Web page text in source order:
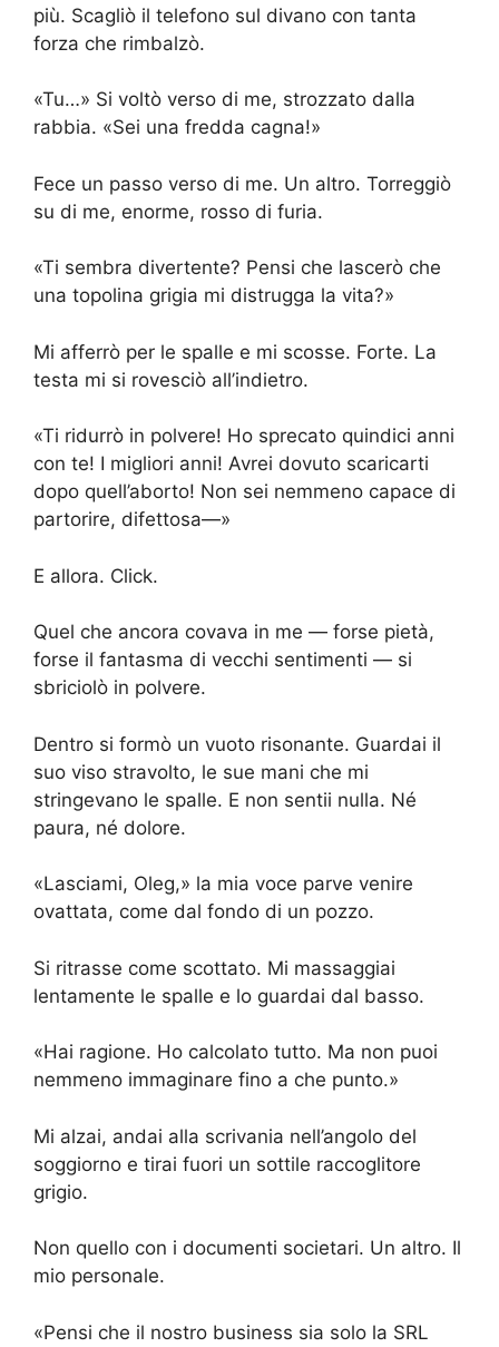
più. Scagliò il telefono sul divano con tanta
forza che rimbalzò.
«Tu…» Si voltò verso di me, strozzato dalla
rabbia. «Sei una fredda cagna!»
Fece un passo verso di me. Un altro. Torreggiò
su di me, enorme, rosso di furia.
«Ti sembra divertente? Pensi che lascerò che
una topolina grigia mi distrugga la vita?»
Mi afferrò per le spalle e mi scosse. Forte. La
testa mi si rovesciò all’indietro.
«Ti ridurrò in polvere! Ho sprecato quindici anni
con te! I migliori anni! Avrei dovuto scaricarti
dopo quell’aborto! Non sei nemmeno capace di
partorire, difettosa—»
E allora. Click.
Quel che ancora covava in me — forse pietà,
forse il fantasma di vecchi sentimenti — si
sbriciolò in polvere.
Dentro si formò un vuoto risonante. Guardai il
suo viso stravolto, le sue mani che mi
stringevano le spalle. E non sentii nulla. Né
paura, né dolore.
«Lasciami, Oleg,» la mia voce parve venire
ovattata, come dal fondo di un pozzo.
Si ritrasse come scottato. Mi massaggiai
lentamente le spalle e lo guardai dal basso.
«Hai ragione. Ho calcolato tutto. Ma non puoi
nemmeno immaginare fino a che punto.»
Mi alzai, andai alla scrivania nell’angolo del
soggiorno e tirai fuori un sottile raccoglitore
grigio.
Non quello con i documenti societari. Un altro. Il
mio personale.
«Pensi che il nostro business sia solo la SRL